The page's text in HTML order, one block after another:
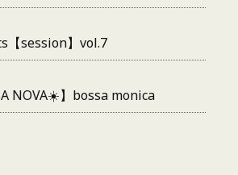
【session】vol.7
NOVA☀️】bossa monica